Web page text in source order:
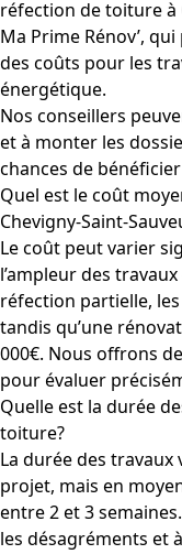
réfection de toiture à
Ma Prime Rénov’,
des coûts pour les
énergétique.
Nos conseillers
et à monter les
chances de
Quel est le coût
Chevigny-Saint-
Le coût peut varier
l’ampleur des
réfection partielle,
tandis qu’une
000€. Nous offrons
pour évaluer
Quelle est la durée
toiture?
La durée des travaux
projet, mais en
entre 2 et 3
les désagréments et